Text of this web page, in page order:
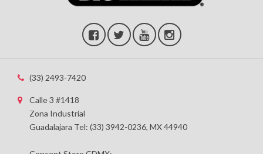
(33) 2493-7420
Calle 3 #1418
Zona Industrial
Guadalajara Tel: (33) 3942-0236, MX 44940